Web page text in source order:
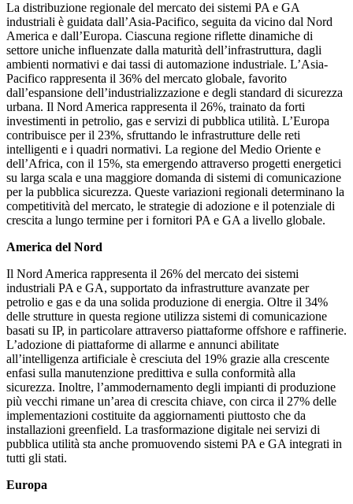
La distribuzione regionale del mercato dei sistemi PA e GA
industriali è guidata dall’Asia-Pacifico, seguita da vicino dal Nord
America e dall’Europa. Ciascuna regione riflette dinamiche di
settore uniche influenzate dalla maturità dell’infrastruttura, dagli
ambienti normativi e dai tassi di automazione industriale. L’Asia-
Pacifico rappresenta il 36% del mercato globale, favorito
dall’espansione dell’industrializzazione e degli standard di sicurezza
urbana. Il Nord America rappresenta il 26%, trainato da forti
investimenti in petrolio, gas e servizi di pubblica utilità. L’Europa
contribuisce per il 23%, sfruttando le infrastrutture delle reti
intelligenti e i quadri normativi. La regione del Medio Oriente e
dell’Africa, con il 15%, sta emergendo attraverso progetti energetici
su larga scala e una maggiore domanda di sistemi di comunicazione
per la pubblica sicurezza. Queste variazioni regionali determinano la
competitività del mercato, le strategie di adozione e il potenziale di
crescita a lungo termine per i fornitori PA e GA a livello globale.
America del Nord
Il Nord America rappresenta il 26% del mercato dei sistemi
industriali PA e GA, supportato da infrastrutture avanzate per
petrolio e gas e da una solida produzione di energia. Oltre il 34%
delle strutture in questa regione utilizza sistemi di comunicazione
basati su IP, in particolare attraverso piattaforme offshore e raffinerie.
L’adozione di piattaforme di allarme e annunci abilitate
all’intelligenza artificiale è cresciuta del 19% grazie alla crescente
enfasi sulla manutenzione predittiva e sulla conformità alla
sicurezza. Inoltre, l’ammodernamento degli impianti di produzione
più vecchi rimane un’area di crescita chiave, con circa il 27% delle
implementazioni costituite da aggiornamenti piuttosto che da
installazioni greenfield. La trasformazione digitale nei servizi di
pubblica utilità sta anche promuovendo sistemi PA e GA integrati in
tutti gli stati.
Europa